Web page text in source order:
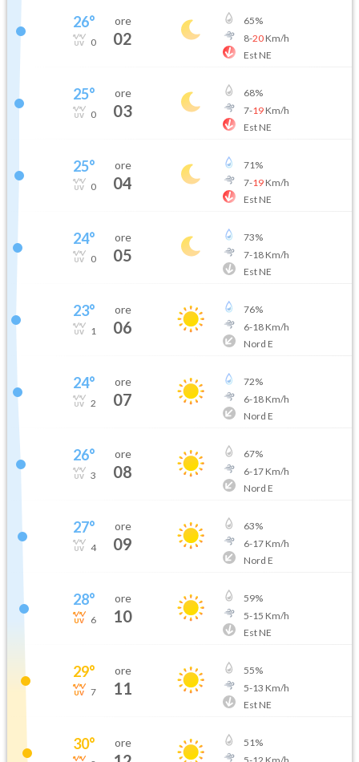
26°
0
ore
02
65%
8-20Km/h
Est NE
25°
0
ore
03
68%
7-19Km/h
Est NE
25°
0
ore
04
71%
7-19Km/h
Est NE
24°
0
ore
05
73%
7-18Km/h
Est NE
23°
1
ore
06
76%
6-18Km/h
Nord E
24°
2
ore
07
72%
6-18Km/h
Nord E
26°
3
ore
08
67%
6-17Km/h
Nord E
27°
4
ore
09
63%
6-17Km/h
Nord E
28°
6
ore
10
59%
5-15 Km/h
Est NE
29°
7
ore
11
55%
5-13 Km/h
Est NE
30° ore 51%